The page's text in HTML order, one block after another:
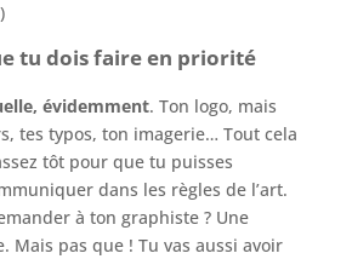
tu dois faire en priorité
évidemment. Ton logo, mais
tes typos, ton imagerie… Tout cela
tôt pour que tu puisses
dans les règles de l’art.
à ton graphiste ? Une
Mais pas que ! Tu vas aussi avoir